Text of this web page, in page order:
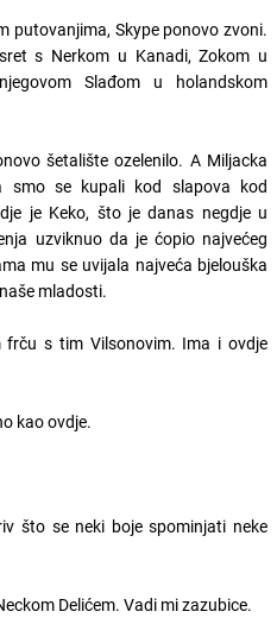
putovanjima, Skype ponovo zvoni.
s Nerkom u Kanadi, Zokom u
Slađom u holandskom
šetalište ozelenilo. A Miljacka
smo se kupali kod slapova kod
je Keko, što je danas negdje u
uzviknuo da je ćopio najvećeg
mu se uvijala najveća bjelouška
mladosti.
frču s tim Vilsonovim. Ima i ovdje
kao ovdje.
što se neki boje spominjati neke
Delićem. Vadi mi zazubice.